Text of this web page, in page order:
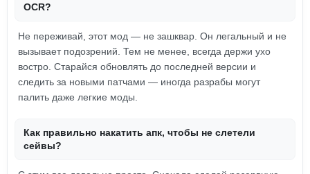
OCR?
Не переживай, этот мод — не зашквар. Он легальный и не
вызывает подозрений. Тем не менее, всегда держи ухо
востро. Старайся обновлять до последней версии и
следить за новыми патчами — иногда разрабы могут
палить даже легкие моды.
Как правильно накатить апк, чтобы не слетели
сейвы?